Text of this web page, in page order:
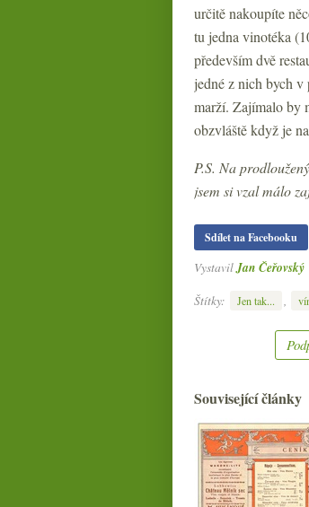
určitě nakoupíte
tu jedna vinotéka
především dvě
jedné z nich bych
marží. Zajímalo by
obzvláště když je
P.S. Na
jsem si vzal málo
Sdílet na Facebooku
VystavilJan Čeřovský
Štítky:
Jen tak...
Související články